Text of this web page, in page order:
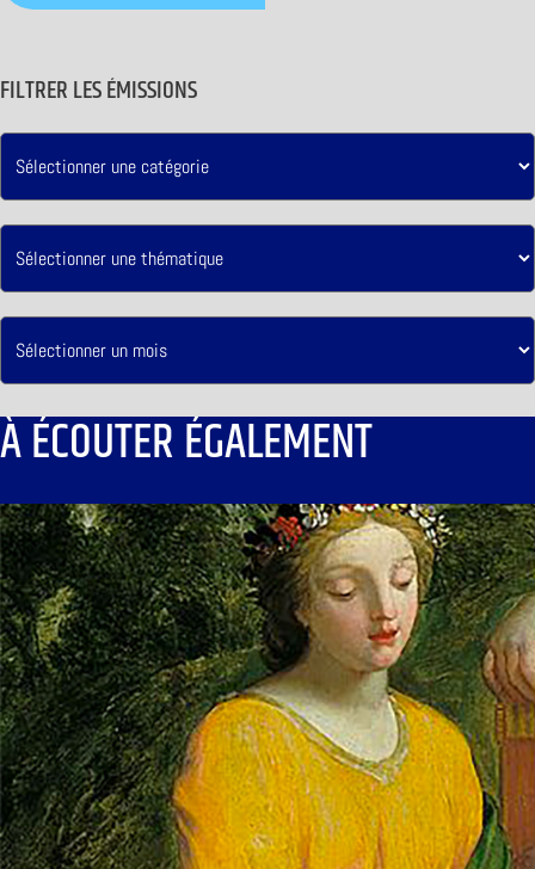
FILTRER LES ÉMISSIONS
À ÉCOUTER ÉGALEMENT